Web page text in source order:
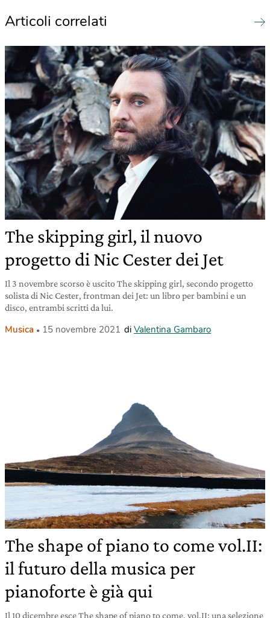
Articoli correlati
The skipping girl, il nuovo
progetto di Nic Cester dei Jet
Il 3 novembre scorso è uscito The skipping girl, secondo progetto
solista di Nic Cester, frontman dei Jet: un libro per bambini e un
disco, entrambi scritti da lui.
Musica 15 novembre 2021 di Valentina Gambaro
The shape of piano to come vol.II:
il futuro della musica per
pianoforte è già qui
Il 10 dicembre esce The shape of piano to come, vol.II: una selezione